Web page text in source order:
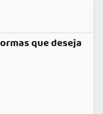
que deseja